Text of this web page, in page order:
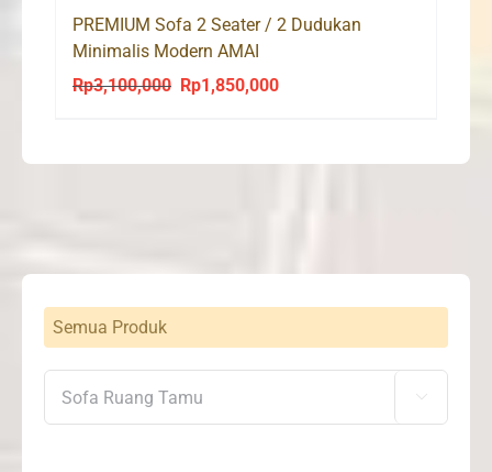
PREMIUM Sofa 2 Seater / 2 Dudukan
Minimalis Modern AMAI
Rp3,100,000
Original
Rp1,850,000Current
Semua Produk
